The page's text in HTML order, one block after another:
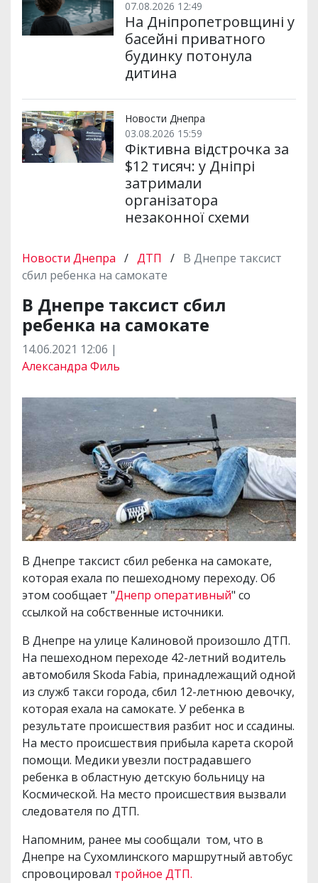
07.08.2026 12:49
На Дніпропетровщині у
басейні приватного
будинку потонула
дитина
Новости Днепра
03.08.2026 15:59
Фіктивна відстрочка за
$12 тисяч: у Дніпрі
затримали
організатора
незаконної схеми
Новости Днепра / ДТП / В Днепре таксист
сбил ребенка на самокате
В Днепре таксист сбил
ребенка на самокате
14.06.2021 12:06 |
Александра Филь
В Днепре таксист сбил ребенка на самокате,
которая ехала по пешеходному переходу. Об
этом сообщает "Днепр оперативный" со
ссылкой на собственные источники.
В Днепре на улице Калиновой произошло ДТП.
На пешеходном переходе 42-летний водитель
автомобиля Skoda Fabia, принадлежащий одной
из служб такси города, сбил 12-летнюю девочку,
которая ехала на самокате. У ребенка в
результате происшествия разбит нос и ссадины.
На место происшествия прибыла карета скорой
помощи. Медики увезли пострадавшего
ребенка в областную детскую больницу на
Космической. На место происшествия вызвали
следователя по ДТП.
Напомним, ранее мы сообщали том, что в
Днепре на Сухомлинского маршрутный автобус
спровоцировал тройное ДТП.